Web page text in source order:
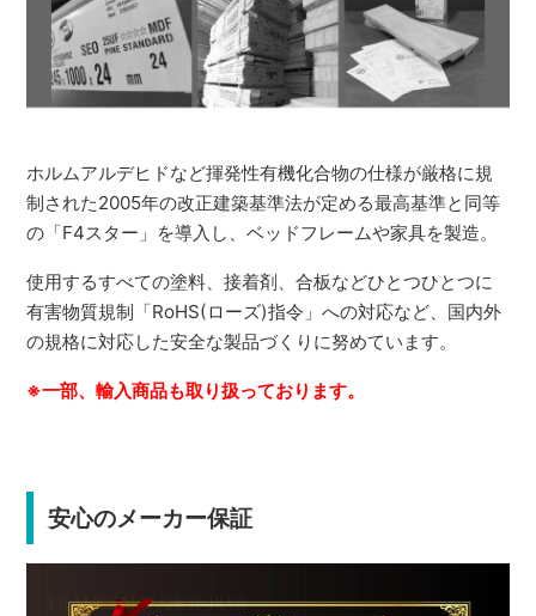
ホルムアルデヒドなど揮発性有機化合物の仕様が厳格に規
制された2005年の改正建築基準法が定める最高基準と同等
の「F4スター」を導入し、ベッドフレームや家具を製造。
使用するすべての塗料、接着剤、合板などひとつひとつに
有害物質規制「RoHS(ローズ)指令」への対応など、国内外
の規格に対応した安全な製品づくりに努めています。
※一部、輸入商品も取り扱っております。
安心のメーカー保証